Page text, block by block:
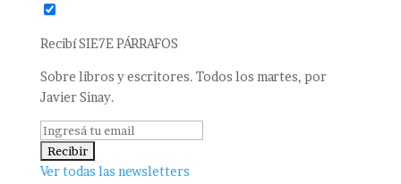
Recibí SIE7E PÁRRAFOS
Sobre libros y escritores. Todos los martes, por
Javier Sinay.
Ver todas las newsletters